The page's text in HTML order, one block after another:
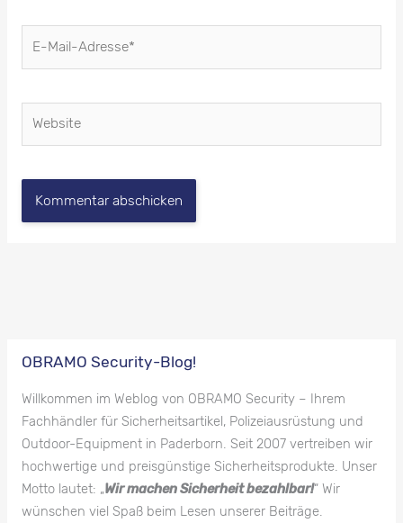
Mail-
OBRAMO Security-Blog!
Willkommen im Weblog von OBRAMO Security – Ihrem
Fachhändler für Sicherheitsartikel, Polizeiausrüstung und
Outdoor-Equipment in Paderborn. Seit 2007 vertreiben wir
hochwertige und preisgünstige Sicherheitsprodukte. Unser
Motto lautet: „Wir machen Sicherheit bezahlbar!“ Wir
wünschen viel Spaß beim Lesen unserer Beiträge.